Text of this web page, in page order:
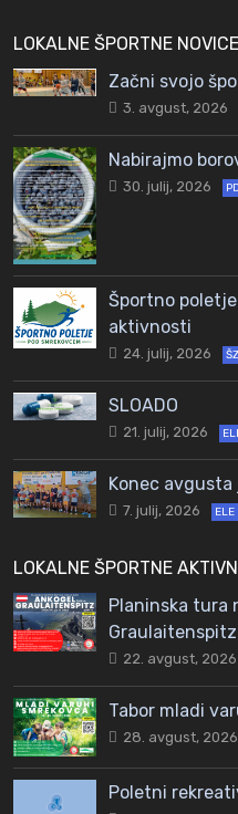
LOKALNE ŠPORTNE NOVICE
Začni svojo
3. avgust, 2026
Nabirajmo
30. julij, 2026 PD
Športno
aktivnosti
24. julij, 2026
SLOADO
21. julij, 2026
Konec avgusta
7. julij, 2026 ELE
LOKALNE ŠPORTNE
Planinska tura
22. avgust, 2026
Tabor mladi
28. avgust, 2026
Poletni